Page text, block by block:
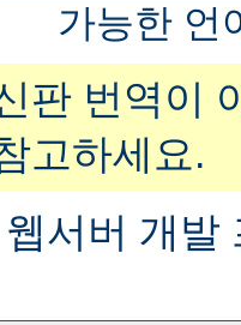
가능한 언
판 번역이
고하세요.
서버 개